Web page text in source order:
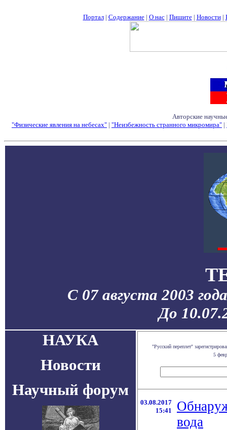
Портал| Содержание| О нас| Пишите| Новости|
Авторские
"Физические явления на небесах" | "Неизбежность странного микромира" |
С 07 августа 2003
До
НАУКА
Новости
Научный форум
"Русский переплет"
5
03.08.2017
15:41
вода